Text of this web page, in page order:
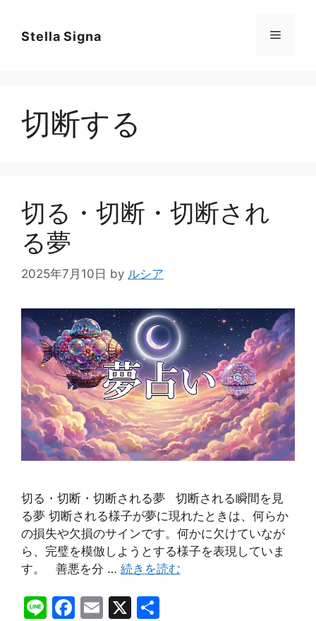
Stella Signa メ
切断する
切る・切断・切断され
る夢
2025年7月10日 by ルシア
切る・切断・切断される夢 切断される瞬間を見
る夢 切断される様子が夢に現れたときは、何らか
の損失や欠損のサインです。何かに欠けていなが
ら、完璧を模倣しようとする様子を表現していま
す。 善悪を分 … 続きを読む
Li F
E
X